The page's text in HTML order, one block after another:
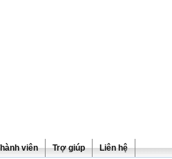
viên Trợ giúp Liên hệ